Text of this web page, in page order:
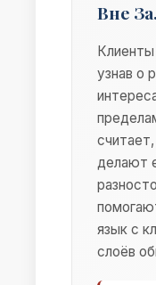
Вне
узнав о
делают
язык с
слоёв